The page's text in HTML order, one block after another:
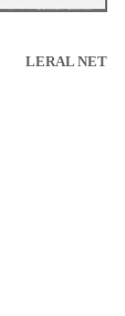
LERAL NET